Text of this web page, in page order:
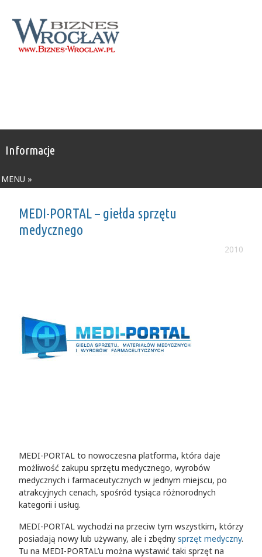
Informacje
MENU »
MEDI-PORTAL – giełda sprzętu
medycznego
2010
MEDI-PORTAL to nowoczesna platforma, która daje
możliwość zakupu sprzętu medycznego, wyrobów
medycznych i farmaceutycznych w jednym miejscu, po
atrakcyjnych cenach, spośród tysiąca różnorodnych
kategorii i usług.
MEDI-PORTAL wychodzi na przeciw tym wszystkim, którzy
posiadają nowy lub używany, ale i zbędny sprzęt medyczny.
Tu na MEDI-PORTAL’u można wystawić taki sprzęt na